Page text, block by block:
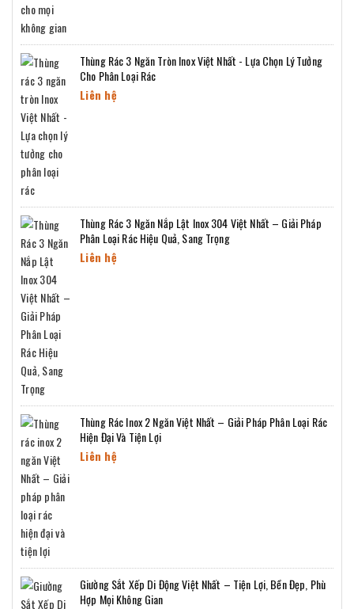
Thùng Rác 3 Ngăn Tròn Inox Việt Nhất - Lựa Chọn Lý Tưởng
Cho Phân Loại Rác
Liên hệ
Thùng Rác 3 Ngăn Nắp Lật Inox 304 Việt Nhất – Giải Pháp
Phân Loại Rác Hiệu Quả, Sang Trọng
Liên hệ
Thùng Rác Inox 2 Ngăn Việt Nhất – Giải Pháp Phân Loại Rác
Hiện Đại Và Tiện Lợi
Liên hệ
Giường Sắt Xếp Di Động Việt Nhất – Tiện Lợi, Bền Đẹp, Phù
Hợp Mọi Không Gian